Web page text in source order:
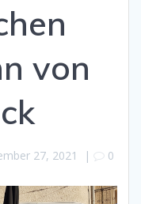
von
27, 2021 | 0